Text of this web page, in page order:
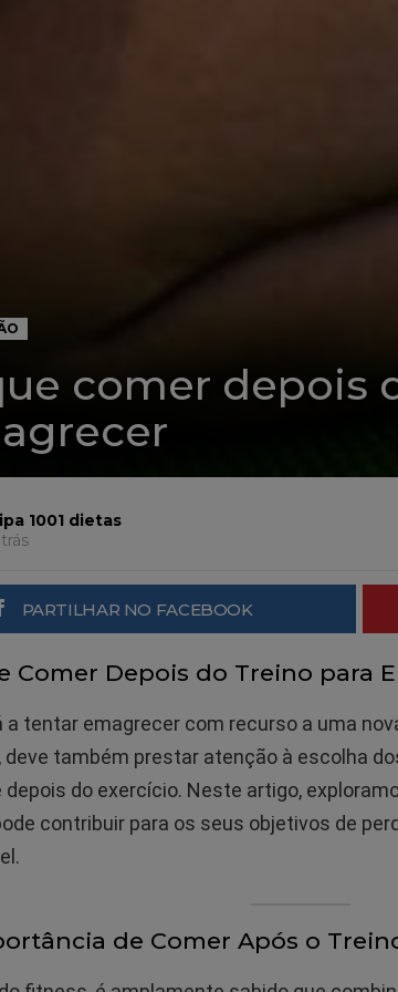
comer depois
1001 dietas
PARTILHAR NO FACEBOOK
Comer Depois do Treino para
a tentar emagrecer com recurso a uma
deve também prestar atenção à escolha
depois do exercício. Neste artigo,
contribuir para os seus objetivos de
de Comer Após o